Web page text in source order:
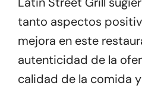
tanto aspectos
mejora en este
autenticidad de la
calidad de la comida